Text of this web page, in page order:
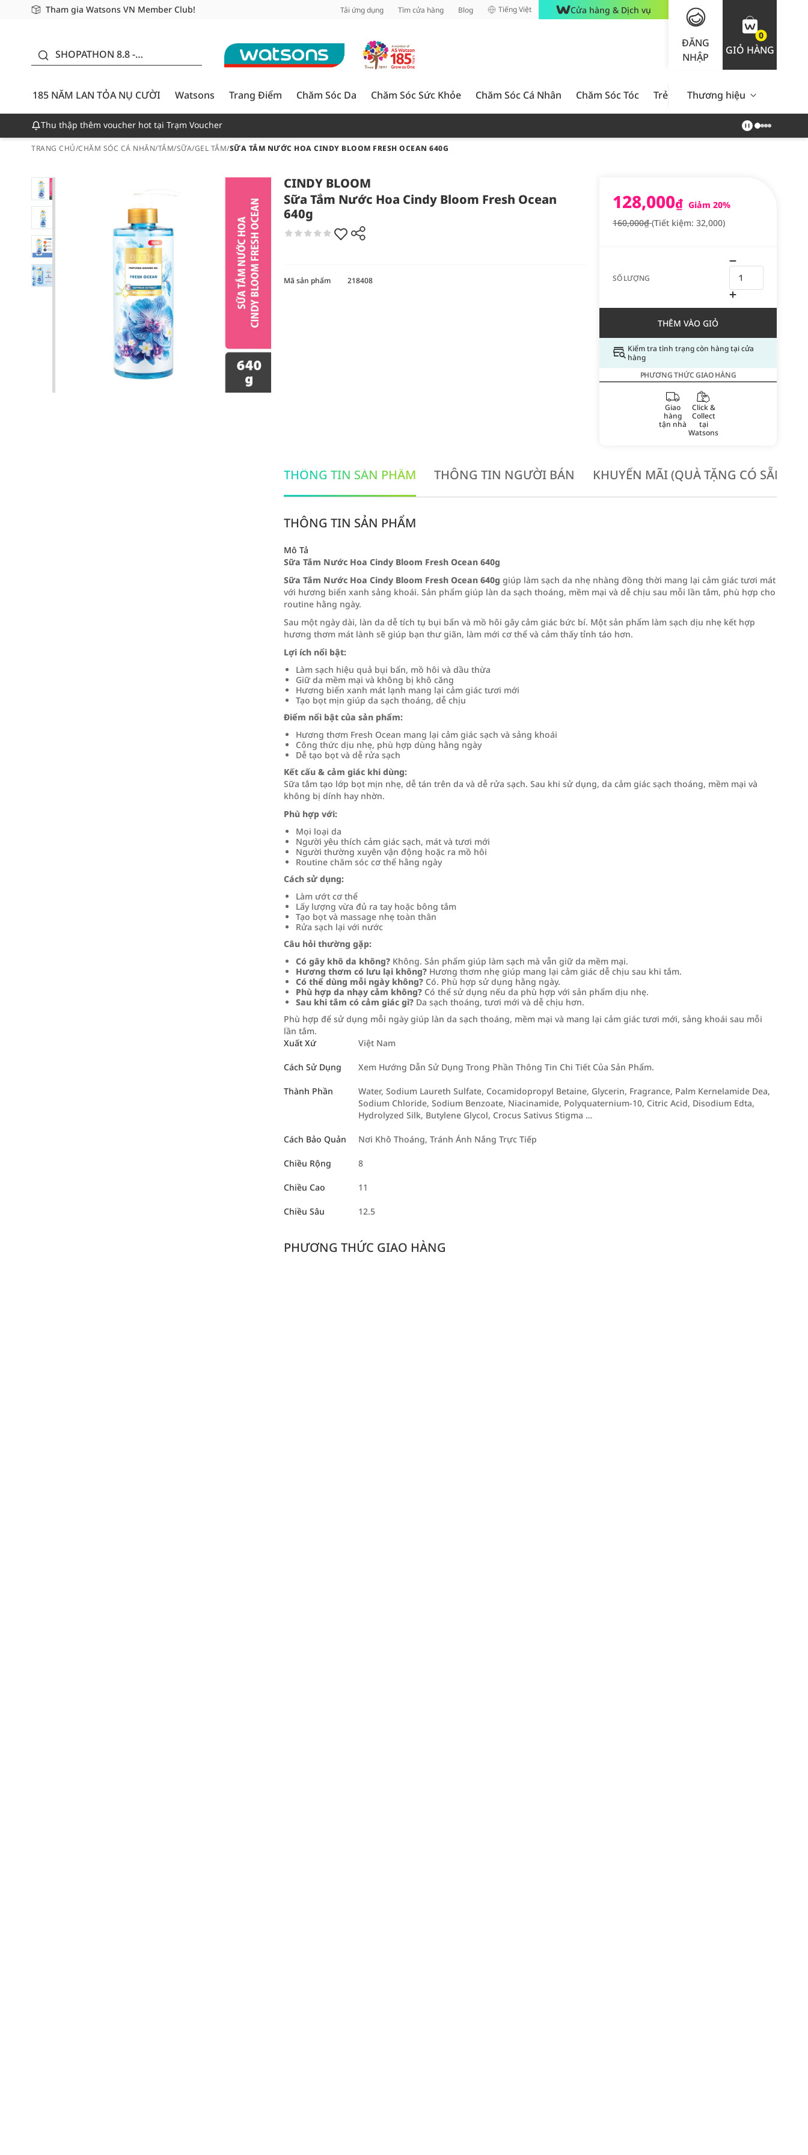
Tham gia Watsons VN Member Club!
Miễn phí giao hàng cho đơn hàng từ 249,000Đ
Giao hàng nhanh 24h - Áp dụng khu vực TP. Hồ Chí Minh Tải ứng dụng Tìm cửa hàng Blog Tiếng Việt Cửa hàng & Dịch vụ
ĐĂNG
NHẬP
0
GIỎ HÀNG
SHOPATHON 8.8 -
CƯỜI - GIẢM ĐẾN
50%
185 NĂM LAN TỎA NỤ CƯỜI
Watsons Trang Điểm Chăm Sóc Da Chăm Sóc Sức Khỏe Chăm Sóc Cá Nhân Chăm Sóc Tóc Trẻ Em Nam Giới Chăm Sóc
Thương hiệu
Thu thập thêm voucher hot tại Trạm Voucher
TRANG CHỦ/CHĂM SÓC CÁ NHÂN/TẮM/SỮA/GEL TẮM/SỮA TẮM NƯỚC HOA CINDY BLOOM FRESH OCEAN 640G
CINDY BLOOM
Sữa Tắm Nước Hoa Cindy Bloom Fresh Ocean
640g
128,000₫ Giảm 20%
160,000₫(Tiết kiệm: 32,000)
SỐ LƯỢNG
THÊM VÀO GIỎ
Kiểm tra tình trạng còn hàng tại cửa
hàng
PHƯƠNG THỨC GIAO HÀNG
Giao
hàng
tận nhà
Click &
Collect
tại
Watsons
Mã sản phẩm 218408
THÔNG TIN SẢN PHẨM THÔNG TIN NGƯỜI BÁN KHUYẾN MÃI (QUÀ TẶNG CÓ SẴN
THÔNG TIN SẢN PHẨM
Mô Tả
Sữa Tắm Nước Hoa Cindy Bloom Fresh Ocean 640g
Sữa Tắm Nước Hoa Cindy Bloom Fresh Ocean 640g giúp làm sạch da nhẹ nhàng đồng thời mang lại cảm giác tươi mát
với hương biển xanh sảng khoái. Sản phẩm giúp làn da sạch thoáng, mềm mại và dễ chịu sau mỗi lần tắm, phù hợp cho
routine hằng ngày.
Sau một ngày dài, làn da dễ tích tụ bụi bẩn và mồ hôi gây cảm giác bức bí. Một sản phẩm làm sạch dịu nhẹ kết hợp
hương thơm mát lành sẽ giúp bạn thư giãn, làm mới cơ thể và cảm thấy tỉnh táo hơn.
Lợi ích nổi bật:
Làm sạch hiệu quả bụi bẩn, mồ hôi và dầu thừa
Giữ da mềm mại và không bị khô căng
Hương biển xanh mát lạnh mang lại cảm giác tươi mới
Tạo bọt mịn giúp da sạch thoáng, dễ chịu
Điểm nổi bật của sản phẩm:
Hương thơm Fresh Ocean mang lại cảm giác sạch và sảng khoái
Công thức dịu nhẹ, phù hợp dùng hằng ngày
Dễ tạo bọt và dễ rửa sạch
Kết cấu & cảm giác khi dùng:
Sữa tắm tạo lớp bọt mịn nhẹ, dễ tán trên da và dễ rửa sạch. Sau khi sử dụng, da cảm giác sạch thoáng, mềm mại và
không bị dính hay nhờn.
Phù hợp với:
Mọi loại da
Người yêu thích cảm giác sạch, mát và tươi mới
Người thường xuyên vận động hoặc ra mồ hôi
Routine chăm sóc cơ thể hằng ngày
Cách sử dụng:
Làm ướt cơ thể
Lấy lượng vừa đủ ra tay hoặc bông tắm
Tạo bọt và massage nhẹ toàn thân
Rửa sạch lại với nước
Câu hỏi thường gặp:
Có gây khô da không? Không. Sản phẩm giúp làm sạch mà vẫn giữ da mềm mại.
Hương thơm có lưu lại không? Hương thơm nhẹ giúp mang lại cảm giác dễ chịu sau khi tắm.
Có thể dùng mỗi ngày không? Có. Phù hợp sử dụng hằng ngày.
Phù hợp da nhạy cảm không? Có thể sử dụng nếu da phù hợp với sản phẩm dịu nhẹ.
Sau khi tắm có cảm giác gì? Da sạch thoáng, tươi mới và dễ chịu hơn.
Phù hợp để sử dụng mỗi ngày giúp làn da sạch thoáng, mềm mại và mang lại cảm giác tươi mới, sảng khoái sau mỗi
lần tắm.
Xuất Xứ
Việt Nam
Cách Sử Dụng Xem Hướng Dẫn Sử Dụng Trong Phần Thông Tin Chi Tiết Của Sản Phẩm.
Thành Phần
Water, Sodium Laureth Sulfate, Cocamidopropyl Betaine, Glycerin, Fragrance, Palm Kernelamide Dea,
Sodium Chloride, Sodium Benzoate, Niacinamide, Polyquaternium-10, Citric Acid, Disodium Edta,
Hydrolyzed Silk, Butylene Glycol, Crocus Sativus Stigma …
Cách Bảo Quản Nơi Khô Thoáng, Tránh Ánh Nắng Trực Tiếp
Chiều Rộng 8
Chiều Cao 11
Chiều Sâu 12.5
PHƯƠNG THỨC GIAO HÀNG